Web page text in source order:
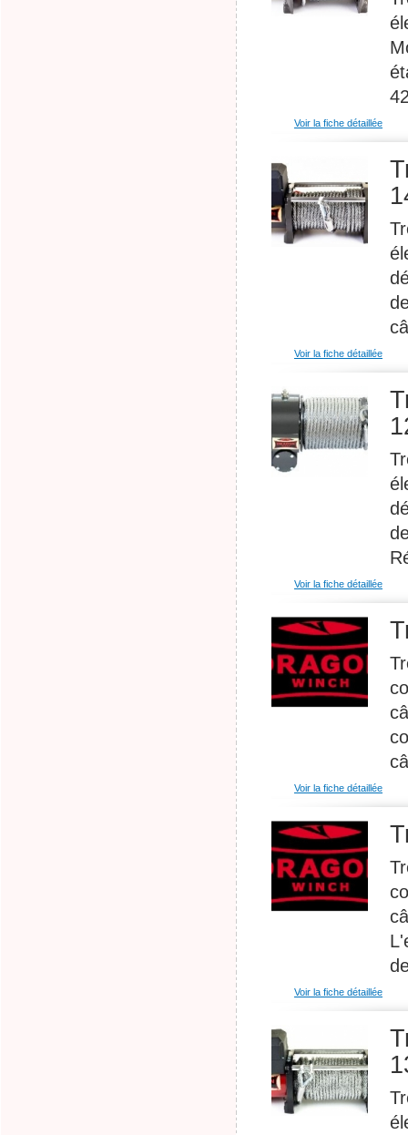
Voir la fiche détaillée
Voir la fiche détaillée
Voir la fiche détaillée
Voir la fiche détaillée
Voir la fiche détaillée